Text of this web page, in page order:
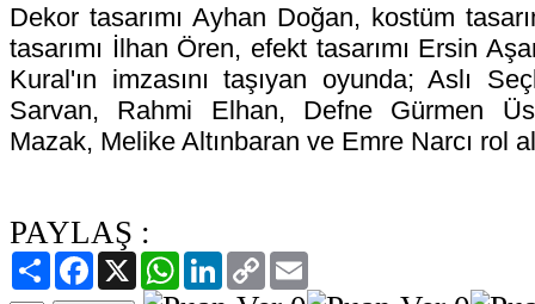
Dekor tasarımı Ayhan Doğan, kostüm
tasarımı İlhan Ören, efekt tasarımı Ersin
Kural'ın imzasını taşıyan oyunda; Aslı
Sarvan, Rahmi Elhan, Defne Gürmen
Mazak, Melike Altınbaran ve Emre Narcı rol
PAYLAŞ :
PaylaşFacebook
X WhatsAppLinkedIn
Copy
Link